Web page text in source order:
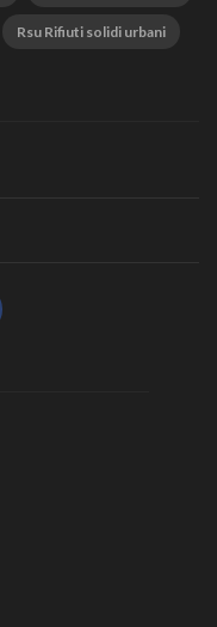
Rsu Rifiuti solidi urbani